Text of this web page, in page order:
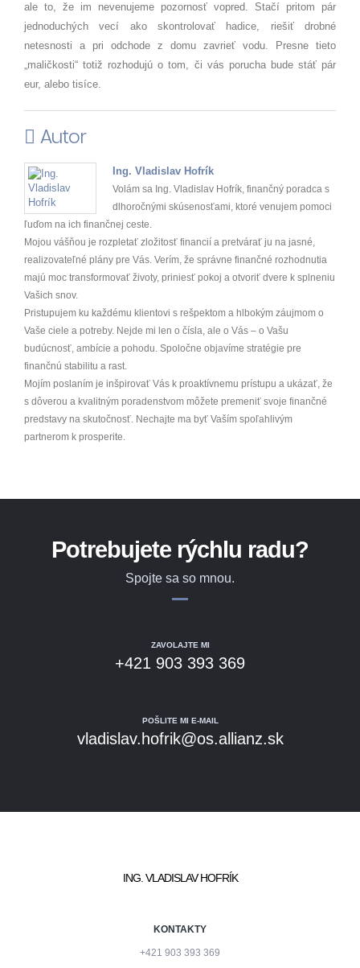
ale to, že im nevenujeme pozornosť vopred. Stačí pritom pár
jednoduchých vecí ako skontrolovať hadice, riešiť drobné
netesnosti a pri odchode z domu zavrieť vodu. Presne tieto
„maličkosti“ totiž rozhodujú o tom, či vás porucha bude stáť pár
eur, alebo tisíce.
Autor
Ing. Vladislav Hofrík
Volám sa Ing. Vladislav Hofrík, finančný poradca s
dlhoročnými skúsenosťami, ktoré venujem pomoci
ľuďom na ich finančnej ceste.
Mojou vášňou je rozpletať zložitosť financií a pretvárať ju na jasné,
realizovateľné plány pre Vás. Verím, že správne finančné rozhodnutia
majú moc transformovať životy, priniesť pokoj a otvoriť dvere k splneniu
Vašich snov.
Pristupujem ku každému klientovi s rešpektom a hlbokým záujmom o
Vaše ciele a potreby. Nejde mi len o čísla, ale o Vás – o Vašu
budúcnosť, ambície a pohodu. Spoločne objavíme stratégie pre
finančnú stabilitu a rast.
Mojím poslaním je inšpirovať Vás k proaktívnemu prístupu a ukázať, že
s dôverou a kvalitným poradenstvom môžete premeniť svoje finančné
predstavy na skutočnosť. Nechajte ma byť Vaším spoľahlivým
partnerom k prosperite.
Potrebujete rýchlu radu?
Spojte sa so mnou.
ZAVOLAJTE MI
+421 903 393 369
POŠLITE MI E-MAIL
vladislav.hofrik@os.allianz.sk
ING. VLADISLAV HOFRÍK
KONTAKTY
+421 903 393 369